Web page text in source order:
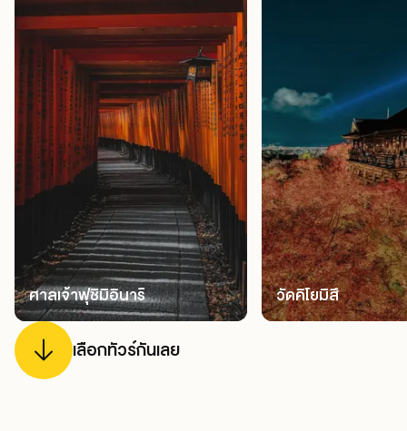
ศาลเจ้าฟุชิมิอินาริ วัดคิโยมิสึ
เลือกทัวร์กันเลย